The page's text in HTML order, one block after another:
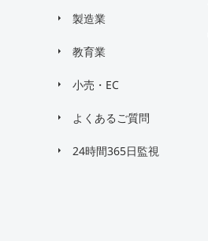
製造業
教育業
小売・EC
よくあるご質問
24時間365日監視